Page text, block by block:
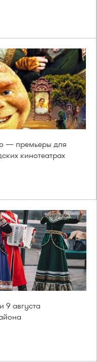
— премьеры для
кинотеатрах
9 августа